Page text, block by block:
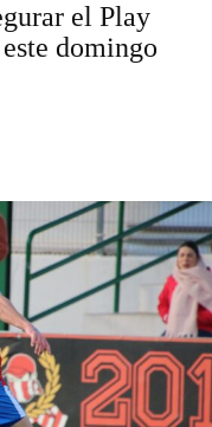
el Play
domingo